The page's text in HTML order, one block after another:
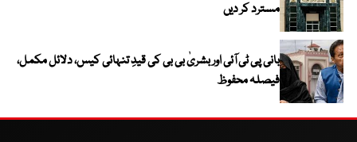
مسترد کر دیں
بانی پی ٹی آئی اور بشریٰ بی بی کی قیدِ تنہائی کیس، دلائل مکمل،
فیصلہ محفوظ